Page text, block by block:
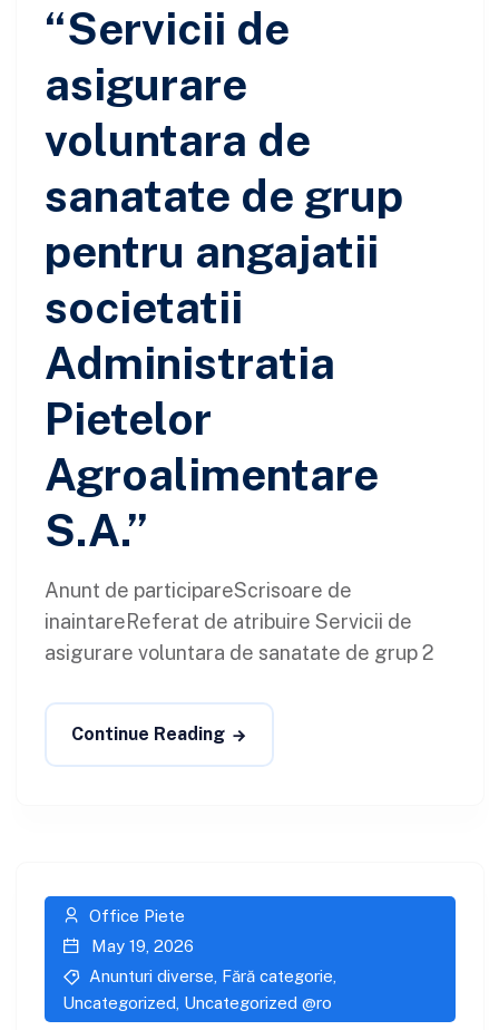
“Servicii de
asigurare
voluntara de
sanatate de grup
pentru angajatii
societatii
Administratia
Pietelor
Agroalimentare
S.A.”
Anunt de participareScrisoare de
inaintareReferat de atribuire Servicii de
asigurare voluntara de sanatate de grup 2
Continue Reading
Office Piete
May 19, 2026
Anunturi diverse Fără categorie
Uncategorized Uncategorized @ro